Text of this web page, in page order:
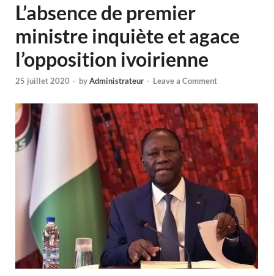
L’absence de premier
ministre inquiète et agace
l’opposition ivoirienne
25 juillet 2020 - byAdministrateur - Leave a Comment